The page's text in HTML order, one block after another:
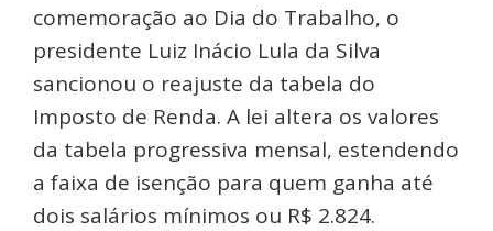
comemoração ao Dia do Trabalho, o
presidente Luiz Inácio Lula da Silva
sancionou o reajuste da tabela do
Imposto de Renda. A lei altera os valores
da tabela progressiva mensal, estendendo
a faixa de isenção para quem ganha até
dois salários mínimos ou R$ 2.824.